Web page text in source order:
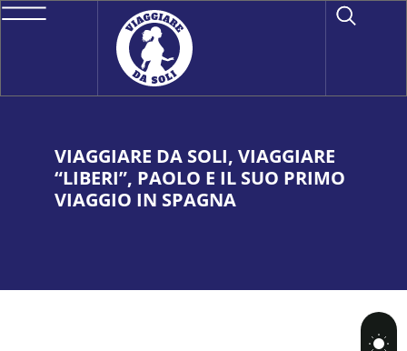
VIAGGIARE DA SOLI, VIAGGIARE
“LIBERI”, PAOLO E IL SUO PRIMO
VIAGGIO IN SPAGNA